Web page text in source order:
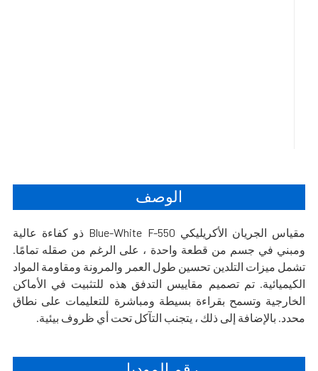
الوصف
مقياس الجريان الأكريليكي Blue-White F-550 ذو كفاءة عالية
ومبني في جسم من قطعة واحدة ، على الرغم من صقله تمامًا.
تشمل ميزات التلدين تحسين طول العمر والمرونة ومقاومة المواد
الكيميائية. تم تصميم مقاييس التدفق هذه للتثبيت في الأماكن
الخارجية وتسمح بقراءة بسيطة ومباشرة للتعليمات على نطاق
محدد. بالإضافة إلى ذلك ، يتجنب التآكل تحت أي ظروف بيئية.